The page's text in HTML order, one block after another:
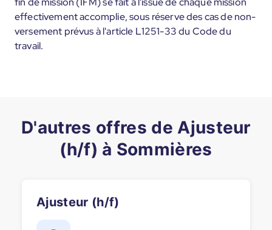
effectivement accomplie, sous réserve des cas de non-
versement prévus à l'article L1251-33 du Code du
travail.
D'autres offres de Ajusteur
(h/f) à Sommières
Ajusteur (h/f)